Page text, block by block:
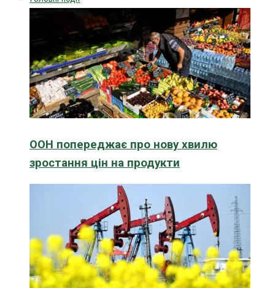
ООН попереджає про нову хвилю
зростання цін на продукти